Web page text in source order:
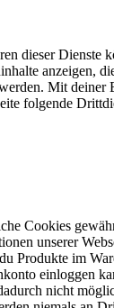
dieser Dienste
anzeigen,
Mit deiner
folgende
Cookies
unserer
Produkte im
einloggen
nicht